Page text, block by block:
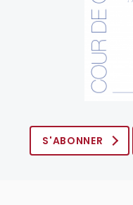
S'ABONNER